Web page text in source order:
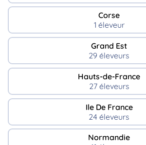
Corse
1 éleveur
Grand Est
29 éleveurs
Hauts-de-France
27 éleveurs
Ile De France
24 éleveurs
Normandie